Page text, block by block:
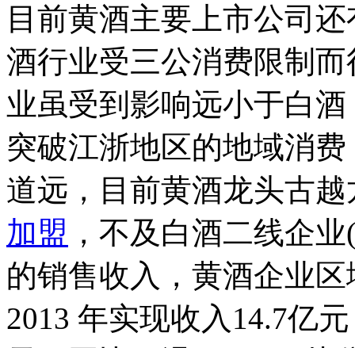
目前黄酒主要上市公司
酒行业受三公消费限制
业虽受到影响远小于白
突破江浙地区的地域消
道远，目前黄酒龙头古
加盟 ，不及白酒二线企
的销售收入，黄酒企业
2013 年实现收入14.7亿